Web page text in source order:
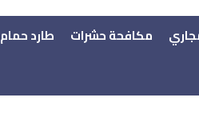
مكافحة حشرات طارد حمام